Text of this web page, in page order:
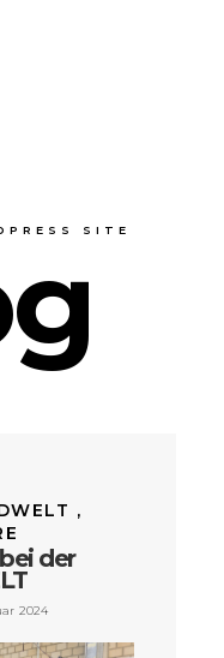
SITE
,
der
2024